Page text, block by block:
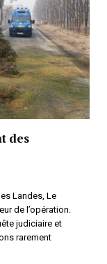
des
Landes, Le
de l’opération.
judiciaire et
rarement